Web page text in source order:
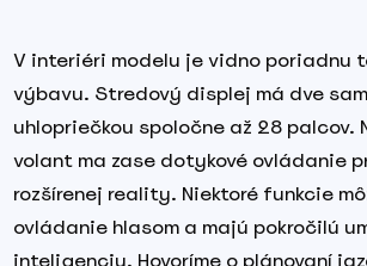
V interiéri modelu je vidno poriadnu
výbavu. Stredový displej má dve
uhlopriečkou spoločne až 28 palcov.
volant ma zase dotykové ovládanie
rozšírenej reality. Niektoré funkcie
ovládanie hlasom a majú pokročilú